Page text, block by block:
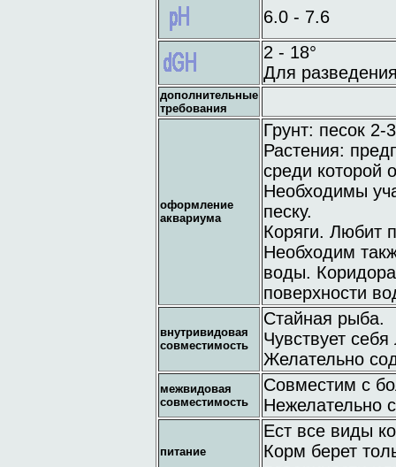
6.0 - 7.6
2 - 18°
Для
дополнительные
требования
оформление
аквариума
Грунт: песок
Растения:
среди которой
Необходимы
песку.
Коряги. Любит
Необходим
воды.
поверхности
внутривидовая
совместимость
Стайная рыба.
Чувствует
Желательно
межвидовая
совместимость
Совместим с
Нежелательно
питание
Ест все виды
Корм берет